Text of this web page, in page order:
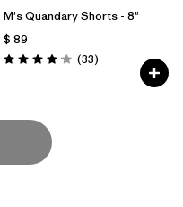
M's Quandary Shorts - 8"
$ 89
Valoración: 4.0 / 5
(33Comentarios
)